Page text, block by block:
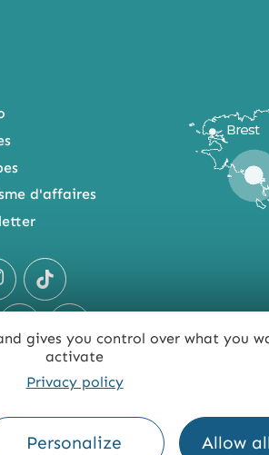
gives you control over what you
activate
Privacy policy
Personalize Allow
d'affaires
: NON CONFORME PRESSE